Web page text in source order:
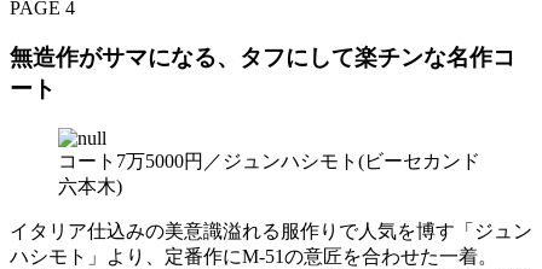
PAGE 4
無造作がサマになる、タフにして楽チンな名作コ
ート
コート7万5000円／ジュンハシモト(ビーセカンド
六本木)
イタリア仕込みの美意識溢れる服作りで人気を博す「ジュン
ハシモト」より、定番作にM-51の意匠を合わせた一着。